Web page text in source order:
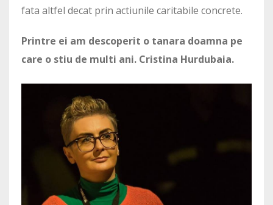
fata altfel decat prin actiunile caritabile concrete.
Printre ei am descoperit o tanara doamna pe
care o stiu de multi ani. Cristina Hurdubaia.